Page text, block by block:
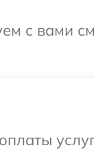
с вами